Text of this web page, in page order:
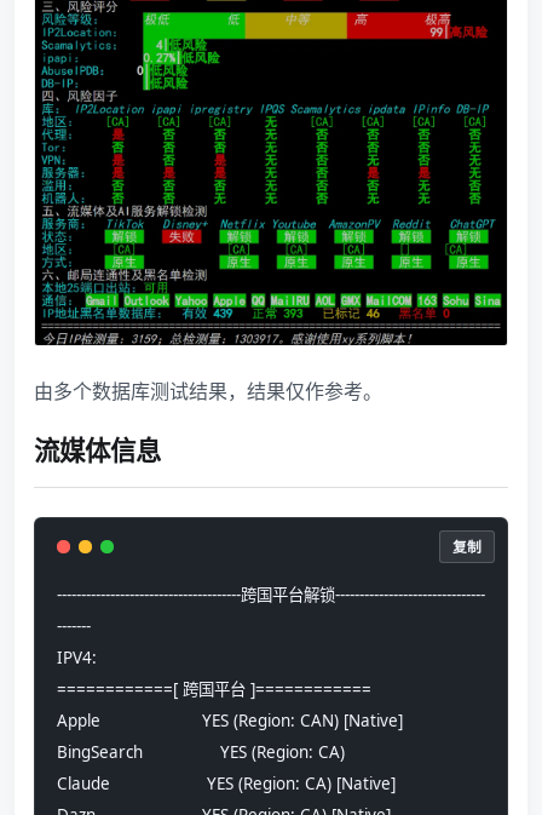
由多个数据库测试结果，结果仅作参考。
流媒体信息
--------------------------------------跨国平台解锁-------------------------------
-------
IPV4:
============[ 跨国平台 ]============
Apple                     YES (Region: CAN) [Native]
BingSearch                YES (Region: CA)
Claude                    YES (Region: CA) [Native]
复制